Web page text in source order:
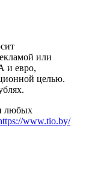
или
и евро,
целью.
любых
www.tio.by/